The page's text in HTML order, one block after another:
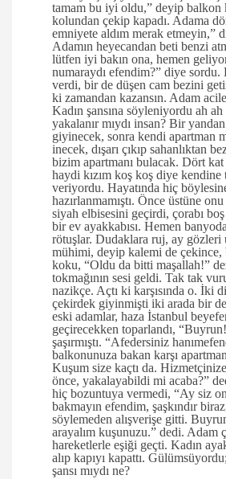
tamam bu iyi oldu,” deyip balkon
kolundan çekip kapadı. Adama
emniyete aldım merak etmeyin,”
Adamın heyecandan beti benzi
lütfen iyi bakın ona, hemen
numaraydı efendim?” diye sordu.
verdi, bir de düşen cam bezini
ki zamandan kazansın. Adam
Kadın şansına söyleniyordu ah
yakalanır mıydı insan? Bir
giyinecek, sonra kendi apartman
inecek, dışarı çıkıp sahanlıktan
bizim apartmanı bulacak. Dört kat
haydi kızım koş koş diye kendine
veriyordu. Hayatında hiç
hazırlanmamıştı. Önce üstüne
siyah elbisesini geçirdi, çorabı
bir ev ayakkabısı. Hemen
rötuşlar. Dudaklara ruj, ay gözleri
mühimi, deyip kalemi de çekince,
koku, “Oldu da bitti maşallah!”
tokmağının sesi geldi. Tak tak
nazikçe. Açtı ki karşısında o. İki
çekirdek giyinmişti iki arada bir
eski adamlar, haza İstanbul
geçirecekken toparlandı,
şaşırmıştı. “Afedersiniz
balkonunuza bakan karşı
Kuşum size kaçtı da.
önce, yakalayabildi mi acaba?”
hiç bozuntuya vermedi, “Ay siz
bakmayın efendim, şaşkındır
söylemeden alışverişe gitti.
arayalım kuşunuzu.” dedi. Adam
hareketlerle eşiği geçti. Kadın
alıp kapıyı kapattı.
şansı mıydı ne?